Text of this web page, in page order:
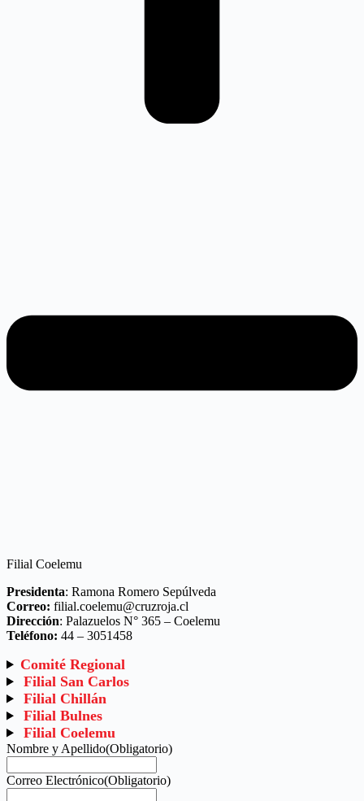
Filial Coelemu
Presidenta: Ramona Romero Sepúlveda
Correo: filial.coelemu@cruzroja.cl
Dirección: Palazuelos N° 365 – Coelemu
Teléfono: 44 – 3051458
Comité Regional
Filial San Carlos
Filial Chillán
Filial Bulnes
Filial Coelemu
Nombre y Apellido(Obligatorio)
Correo Electrónico(Obligatorio)